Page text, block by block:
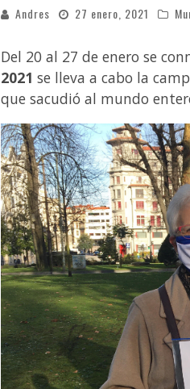
Andres 27 enero, 2021
Del 20 al 27 de enero se
2021 se lleva a cabo la
que sacudió al mundo